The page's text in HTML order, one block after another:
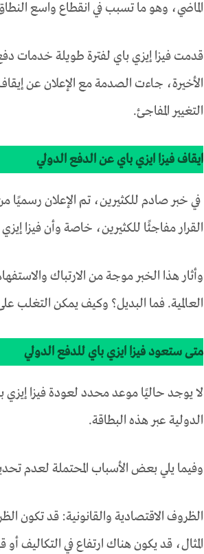
الماضي، وهو ما تسبب في انقطاع واسع
قدمت فيزا إيزي باي لفترة طويلة خدمات
الأخيرة، جاءت الصدمة مع الإعلان عن
التغيير المفاجئ.
ايقاف فيزا ايزي باي عن الدفع الدولي
في خبر صادم للكثيرين، تم الإعلان رسميًا
القرار مفاجئًا للكثيرين، خاصة وأن فيزا
وأثار هذا الخبر موجة من الارتباك
العالمية. فما البديل؟ وكيف يمكن التغلب
متى ستعود فيزا ايزي باي للدفع الدولي
لا يوجد حاليًا موعد محدد لعودة فيزا إيزي
الدولية عبر هذه البطاقة.
وفيما يلي بعض الأسباب المحتملة لعدم
الظروف الاقتصادية والقانونية: قد تكون
المثال، قد يكون هناك ارتفاع في التكاليف